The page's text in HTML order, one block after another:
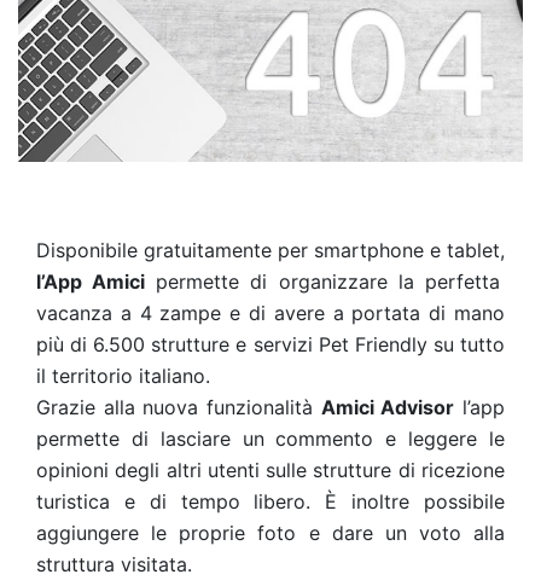
Disponibile gratuitamente per smartphone e tablet,
l’App Amici permette di organizzare la perfetta
vacanza a 4 zampe e di avere a portata di mano
più di 6.500 strutture e servizi Pet Friendly su tutto
il territorio italiano.
Grazie alla nuova funzionalità Amici Advisor l’app
permette di lasciare un commento e leggere le
opinioni degli altri utenti sulle strutture di ricezione
turistica e di tempo libero. È inoltre possibile
aggiungere le proprie foto e dare un voto alla
struttura visitata.